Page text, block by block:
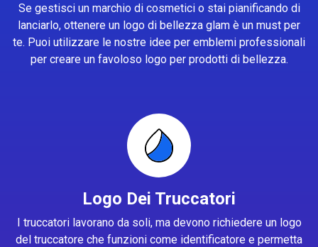
Se gestisci un marchio di cosmetici o stai pianificando di
lanciarlo, ottenere un logo di bellezza glam è un must per
te. Puoi utilizzare le nostre idee per emblemi professionali
per creare un favoloso logo per prodotti di bellezza.
Logo Dei Truccatori
I truccatori lavorano da soli, ma devono richiedere un logo
del truccatore che funzioni come identificatore e permetta